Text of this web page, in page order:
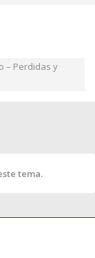
– Perdidas y
tema.